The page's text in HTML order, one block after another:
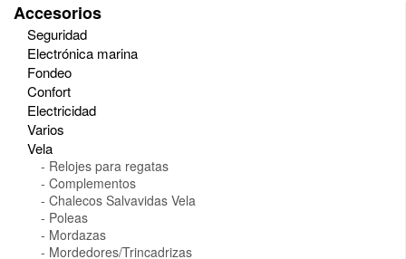
Accesorios
Seguridad
Electrónica marina
Fondeo
Confort
Electricidad
Varios
Vela
Relojes para regatas
Complementos
Chalecos Salvavidas Vela
Poleas
Mordazas
Mordedores/Trincadrizas